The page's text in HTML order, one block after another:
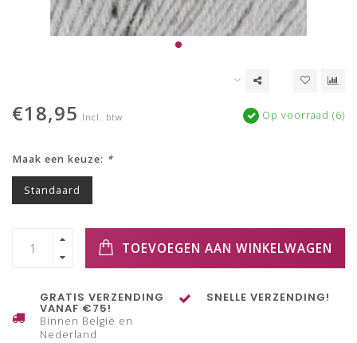
€18,95 Incl. btw Op voorraad (6)
Maak een keuze: *
Standaard
TOEVOEGEN AAN WINKELWAGEN
GRATIS VERZENDING
VANAF €75!
Binnen België en
Nederland
SNELLE VERZENDING!